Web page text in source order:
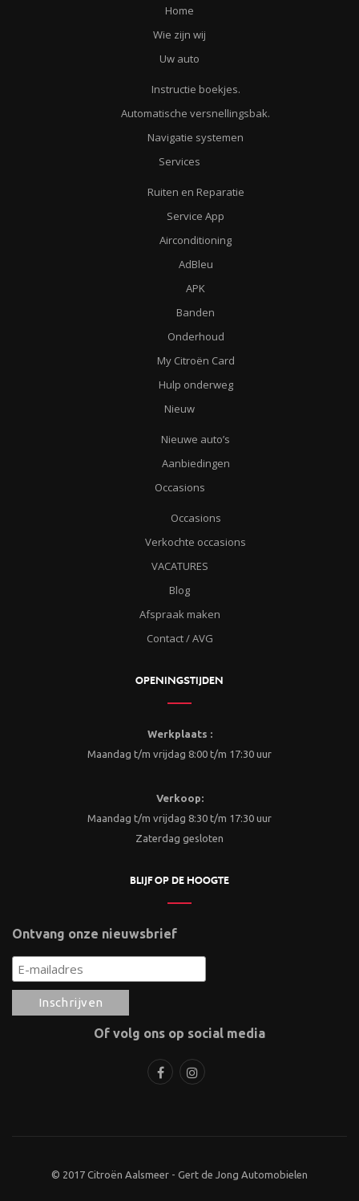
Home
Wie zijn wij
Uw auto
Instructie boekjes.
Automatische versnellingsbak.
Navigatie systemen
Services
Ruiten en Reparatie
Service App
Airconditioning
AdBleu
APK
Banden
Onderhoud
My Citroën Card
Hulp onderweg
Nieuw
Nieuwe auto’s
Aanbiedingen
Occasions
Occasions
Verkochte occasions
VACATURES
Blog
Afspraak maken
Contact / AVG
OPENINGSTIJDEN
Werkplaats :
Maandag t/m vrijdag 8:00 t/m 17:30 uur
Verkoop:
Maandag t/m vrijdag 8:30 t/m 17:30 uur
Zaterdag gesloten
BLIJF OP DE HOOGTE
Ontvang onze nieuwsbrief
Of volg ons op social media
© 2017 Citroën Aalsmeer - Gert de Jong Automobielen